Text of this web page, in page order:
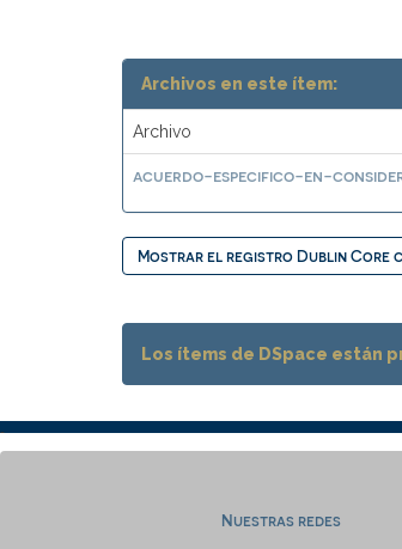
Archivos en este ítem:
Archivo
acuerdo-especifico-en-
Mostrar el registro Dublin Core
Los ítems de DSpace están
Nuestras redes